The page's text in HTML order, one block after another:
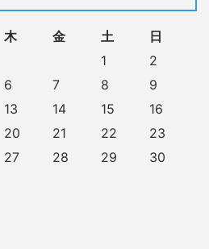
木 金 土
日
1
2
6 7 8
9
13 14 15
16
20 21 22
23
27 28 29
30